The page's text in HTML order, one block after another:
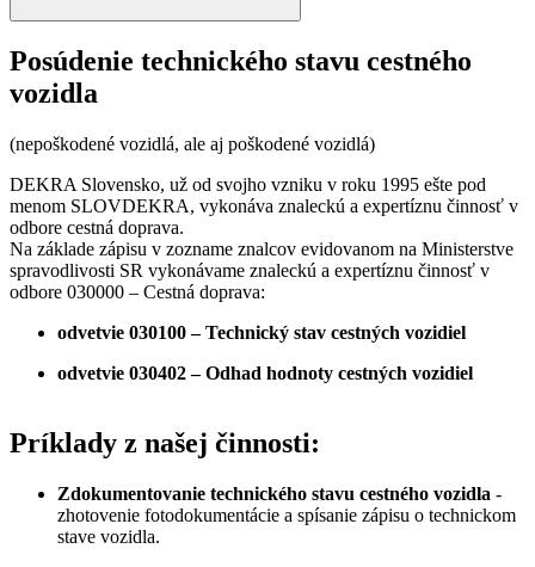
Posúdenie technického stavu cestného
vozidla
(nepoškodené vozidlá, ale aj poškodené vozidlá)
DEKRA Slovensko, už od svojho vzniku v roku 1995 ešte pod
menom SLOVDEKRA, vykonáva znaleckú a expertíznu činnosť v
odbore cestná doprava.
Na základe zápisu v zozname znalcov evidovanom na Ministerstve
spravodlivosti SR vykonávame znaleckú a expertíznu činnosť v
odbore 030000 – Cestná doprava:
odvetvie 030100 – Technický stav cestných vozidiel
odvetvie 030402 – Odhad hodnoty cestných vozidiel
Príklady z našej činnosti:
Zdokumentovanie technického stavu cestného vozidla -
zhotovenie fotodokumentácie a spísanie zápisu o technickom
stave vozidla.